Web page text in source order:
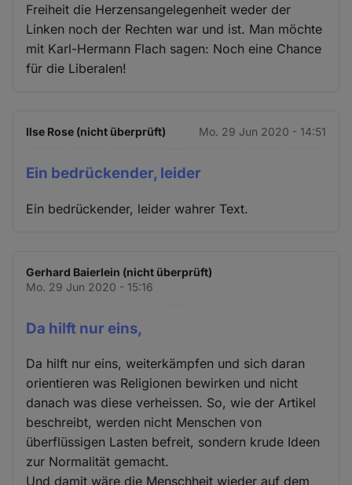
Freiheit die Herzensangelegenheit weder der
Linken noch der Rechten war und ist. Man möchte
mit Karl-Hermann Flach sagen: Noch eine Chance
für die Liberalen!
Ilse Rose (nicht überprüft) Mo. 29 Jun 2020 - 14:51
Ein bedrückender, leider
Ein bedrückender, leider wahrer Text.
Gerhard Baierlein (nicht überprüft)
Mo. 29 Jun 2020 - 15:16
Da hilft nur eins,
Da hilft nur eins, weiterkämpfen und sich daran
orientieren was Religionen bewirken und nicht
danach was diese verheissen. So, wie der Artikel
beschreibt, werden nicht Menschen von
überflüssigen Lasten befreit, sondern krude Ideen
zur Normalität gemacht.
Und damit wäre die Menschheit wieder auf dem